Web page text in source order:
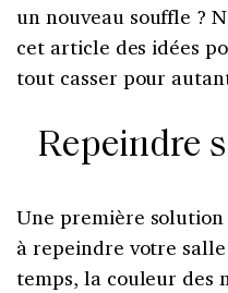
un nouveau souffle ?
cet article des idées
tout casser pour
Repeindre
Une première
à repeindre votre
temps, la couleur des